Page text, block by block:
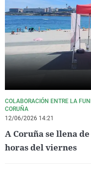
COLABORACIÓN ENTRE LA
CORUÑA
12/06/2026 14:21
A Coruña se llena
horas del viernes